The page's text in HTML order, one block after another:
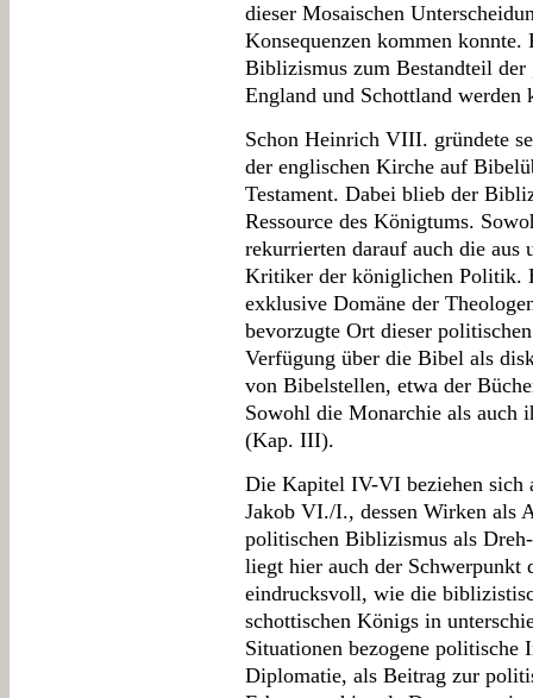
dieser Mosaischen
Konsequenzen kommen
Biblizismus zum Bestandteil
England und Schottland werden
Schon Heinrich VIII. gründete
der englischen Kirche auf
Testament. Dabei blieb der
Ressource des Königtums.
rekurrierten darauf auch die aus
Kritiker der königlichen Politik.
exklusive Domäne der
bevorzugte Ort dieser
Verfügung über die Bibel als
von Bibelstellen, etwa der
Sowohl die Monarchie als auch
(Kap. III).
Die Kapitel IV-VI beziehen sich
Jakob VI./I., dessen Wirken als
politischen Biblizismus als
liegt hier auch der Schwerpunkt
eindrucksvoll, wie die
schottischen Königs in
Situationen bezogene
Diplomatie, als Beitrag zur